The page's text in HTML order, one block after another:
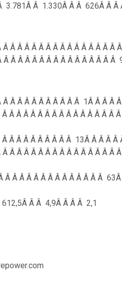
3.781Â Â 1.330Â Â Â 626Â Â Â
Â Â Â Â Â Â Â Â Â Â Â Â Â Â Â
Â Â Â Â Â Â Â Â Â Â Â Â Â Â Â
Â Â Â Â Â Â Â Â Â Â Â 1Â Â Â
Â Â Â Â Â Â Â Â Â Â Â Â Â Â
Â Â Â Â Â Â Â Â Â 13Â Â Â Â
Â Â Â Â Â Â Â Â Â Â Â Â Â Â
Â Â Â Â Â Â Â Â Â Â Â Â Â Â
Â Â 4,9Â Â Â Â 2,1